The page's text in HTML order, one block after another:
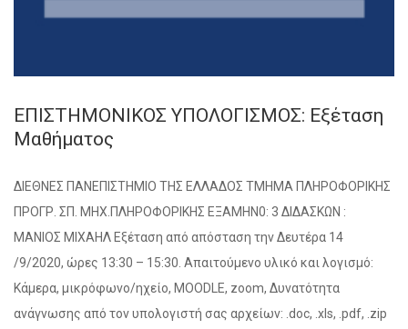
ΕΠΙΣΤΗΜΟΝΙΚΟΣ ΥΠΟΛΟΓΙΣΜΟΣ: Εξέταση
Μαθήματος
ΔΙΕΘΝΕΣ ΠΑΝΕΠΙΣΤΗΜΙΟ ΤΗΣ ΕΛΛΑΔΟΣ ΤΜΗΜΑ ΠΛΗΡΟΦΟΡΙΚΗΣ
ΠΡΟΓΡ. ΣΠ. ΜΗΧ.ΠΛΗΡΟΦΟΡΙΚΗΣ ΕΞΑΜΗΝ0: 3 ΔΙΔΑΣΚΩΝ :
ΜΑΝΙΟΣ ΜΙΧΑΗΛ Εξέταση από απόσταση την Δευτέρα 14
/9/2020, ώρες 13:30 – 15:30. Απαιτούμενο υλικό και λογισμό:
Κάμερα, μικρόφωνο/ηχείο, MOODLE, zoom, Δυνατότητα
ανάγνωσης από τον υπολογιστή σας αρχείων: .doc, .xls, .pdf, .zip